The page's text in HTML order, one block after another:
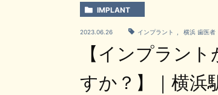
IMPLANT
2023.06.26 インプラント 横浜 歯医者
【インプラン
すか？】｜横浜